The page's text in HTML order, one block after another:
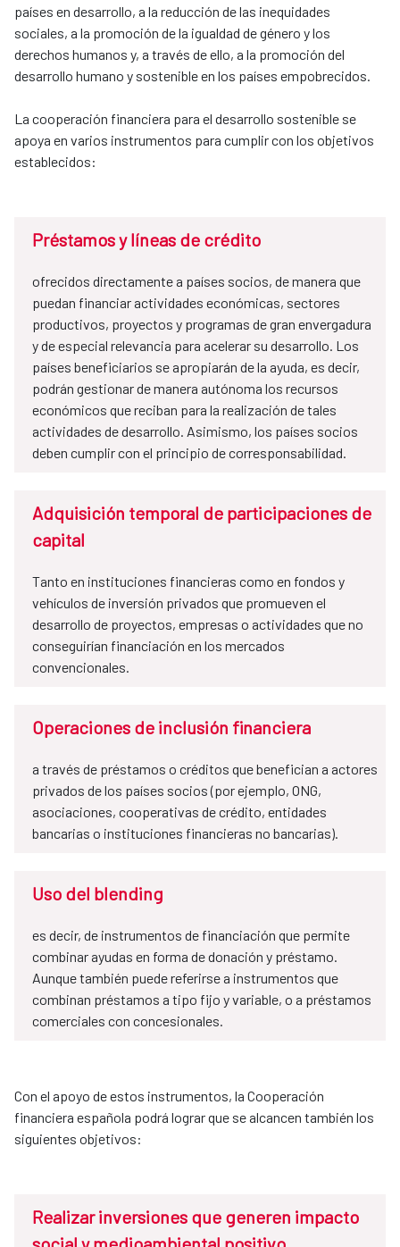
países en desarrollo, a la reducción de las inequidades
sociales, a la promoción de la igualdad de género y los
derechos humanos y, a través de ello, a la promoción del
desarrollo humano y sostenible en los países empobrecidos.
La cooperación financiera para el desarrollo sostenible se
apoya en varios instrumentos para cumplir con los objetivos
establecidos:
Préstamos y líneas de crédito
ofrecidos directamente a países socios, de manera que
puedan financiar actividades económicas, sectores
productivos, proyectos y programas de gran envergadura
y de especial relevancia para acelerar su desarrollo. Los
países beneficiarios se apropiarán de la ayuda, es decir,
podrán gestionar de manera autónoma los recursos
económicos que reciban para la realización de tales
actividades de desarrollo. Asimismo, los países socios
deben cumplir con el principio de corresponsabilidad.
Adquisición temporal de participaciones de
capital
Tanto en instituciones financieras como en fondos y
vehículos de inversión privados que promueven el
desarrollo de proyectos, empresas o actividades que no
conseguirían financiación en los mercados
convencionales.
Operaciones de inclusión financiera
a través de préstamos o créditos que benefician a actores
privados de los países socios (por ejemplo, ONG,
asociaciones, cooperativas de crédito, entidades
bancarias o instituciones financieras no bancarias).
Uso del blending
es decir, de instrumentos de financiación que permite
combinar ayudas en forma de donación y préstamo.
Aunque también puede referirse a instrumentos que
combinan préstamos a tipo fijo y variable, o a préstamos
comerciales con concesionales.
Con el apoyo de estos instrumentos, la Cooperación
financiera española podrá lograr que se alcancen también los
siguientes objetivos:
Realizar inversiones que generen impacto